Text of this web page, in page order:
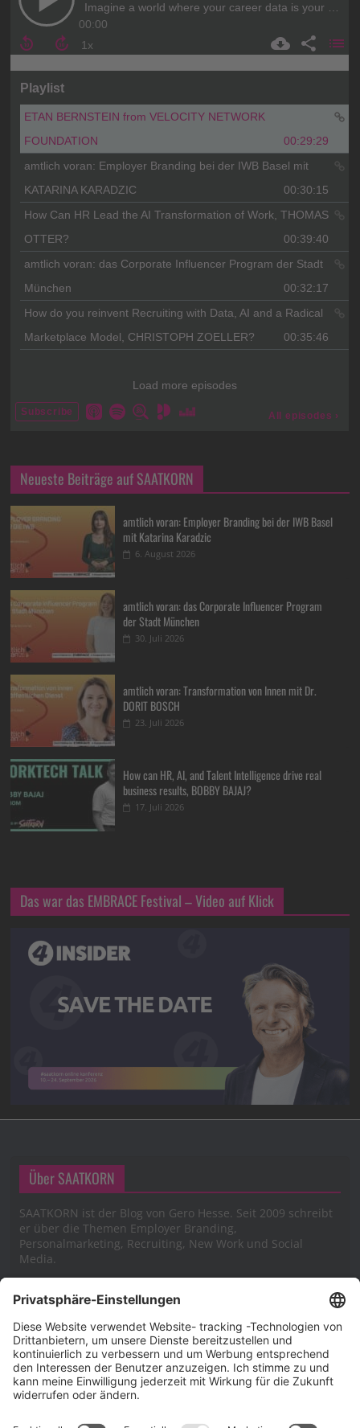
Neueste Beiträge auf SAATKORN
amtlich voran: Employer Branding bei der IWB Basel
mit Katarina Karadzic
6. August 2026
amtlich voran: das Corporate Influencer Program
der Stadt München
30. Juli 2026
amtlich voran: Transformation von Innen mit Dr.
DORIT BOSCH
23. Juli 2026
How can HR, AI, and Talent Intelligence drive real
business results, BOBBY BAJAJ?
17. Juli 2026
Das war das EMBRACE Festival – Video auf Klick
Über SAATKORN
SAATKORN ist der Blog von Gero Hesse. Seit 2009 schreibt
er über die Themen Employer Branding,
Personalmarketing, Recruiting, New Work und Social
Media.
Impressum
Impressum